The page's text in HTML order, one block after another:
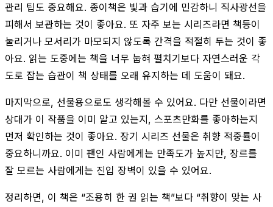
관리 팁도 중요해요. 종이책은 빛과 습기에 민감하니 직사광선을
피해서 보관하는 것이 좋아요. 또 자주 보는 시리즈라면 책등이
눌리거나 모서리가 마모되지 않도록 간격을 적절히 두는 것이 좋
아요. 읽는 도중에는 책을 너무 눕혀 펼치기보다 자연스러운 각
도로 잡는 습관이 책 상태를 오래 유지하는 데 도움이 돼요.
마지막으로, 선물용으로도 생각해볼 수 있어요. 다만 선물이라면
상대가 이 작품을 이미 알고 있는지, 스포츠만화를 좋아하는지
먼저 확인하는 것이 좋아요. 장기 시리즈 선물은 취향 적중률이
중요하니까요. 이미 팬인 사람에게는 만족도가 높지만, 장르를
잘 모르는 사람에게는 진입 장벽이 있을 수 있어요.
정리하면, 이 책은 “조용히 한 권 읽는 책”보다 “취향이 맞는 사